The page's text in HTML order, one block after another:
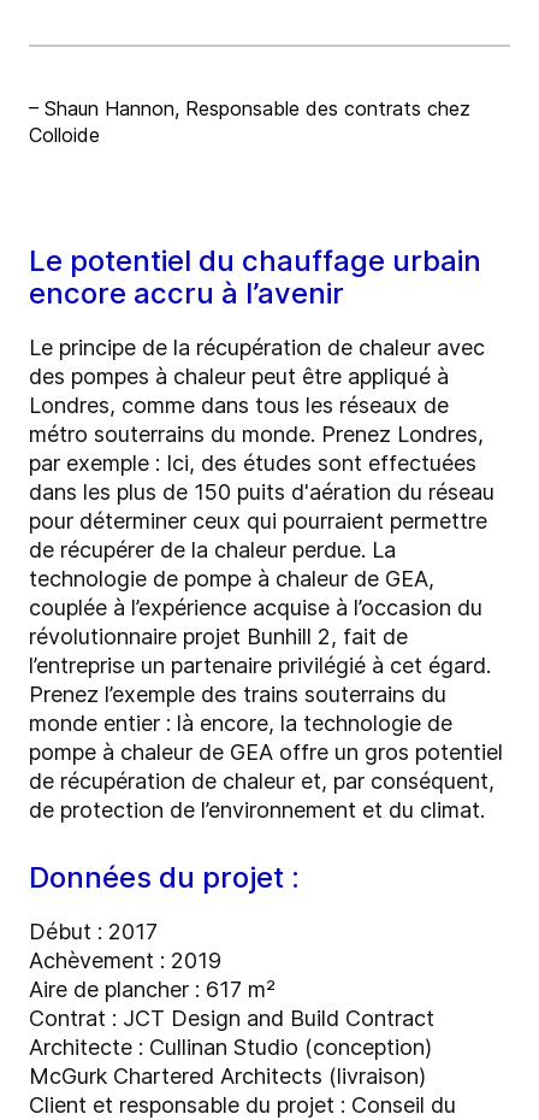
– Shaun Hannon, Responsable des contrats chez
Colloide
Le potentiel du chauffage urbain
encore accru à l’avenir
Le principe de la récupération de chaleur avec
des pompes à chaleur peut être appliqué à
Londres, comme dans tous les réseaux de
métro souterrains du monde. Prenez Londres,
par exemple : Ici, des études sont effectuées
dans les plus de 150 puits d'aération du réseau
pour déterminer ceux qui pourraient permettre
de récupérer de la chaleur perdue. La
technologie de pompe à chaleur de GEA,
couplée à l’expérience acquise à l’occasion du
révolutionnaire projet Bunhill 2, fait de
l’entreprise un partenaire privilégié à cet égard.
Prenez l’exemple des trains souterrains du
monde entier : là encore, la technologie de
pompe à chaleur de GEA offre un gros potentiel
de récupération de chaleur et, par conséquent,
de protection de l’environnement et du climat.
Données du projet :
Début : 2017
Achèvement : 2019
Aire de plancher : 617 m²
Contrat : JCT Design and Build Contract
Architecte : Cullinan Studio (conception)
McGurk Chartered Architects (livraison)
Client et responsable du projet : Conseil du